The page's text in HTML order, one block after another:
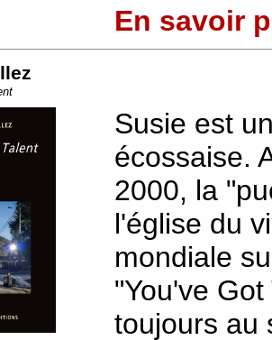
En savoir
Susie est
écossaise.
2000, la
l'église du
mondiale
"You've
toujours au